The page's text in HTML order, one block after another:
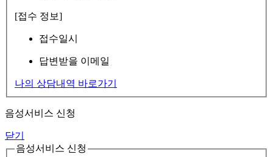
[접수 정보]
접수일시
답변받을 이메일
나의 상담내역 바로가기
음성서비스 신청
닫기
음성서비스 신청